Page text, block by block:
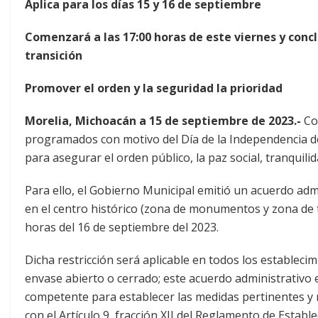
Aplica para los días 15 y 16 de septiembre
Comenzará a las 17:00 horas de este viernes y
transición
Promover el orden y la seguridad la prioridad
Morelia, Michoacán a 15 de septiembre de 2023.-
programados con motivo del Día de la Independencia
para asegurar el orden público, la paz social,
Para ello, el Gobierno Municipal emitió un acuerdo
en el centro histórico (zona de monumentos y zona
horas del 16 de septiembre del 2023.
Dicha restricción será aplicable en todos los
envase abierto o cerrado; este acuerdo
competente para establecer las medidas pertinentes